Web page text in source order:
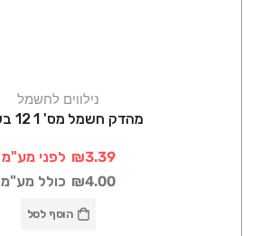
נילווים לחשמל
מהדק חשמל מס' 1 12 בשורה
₪3.39 לפני מע"מ
₪4.00 כולל מע"מ
הוסף לסל